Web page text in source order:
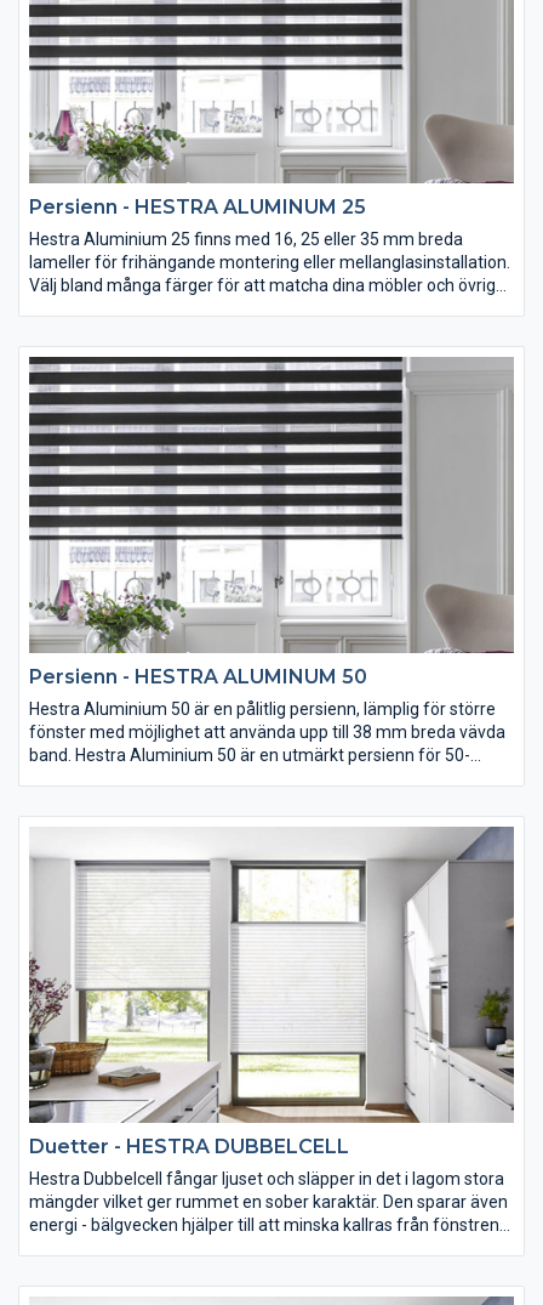
Persienn - HESTRA ALUMINUM 25
Hestra Aluminium 25 finns med 16, 25 eller 35 mm breda
lameller för frihängande montering eller mellanglasinstallation.
Välj bland många färger för att matcha dina möbler och övrig
persienn. Vid frihängande installation levereras Hestra
Aluminium med ett fallsäkrat linlås för enkel manövrering och
god säkerhet. För att ytterligare öka säkerheten finns en delbar
linknopp tillgänglig. Detta betyder att om något fastnar mellan
linorna så kommer linknoppen att delas i två delar, en viktig
detalj för barn och husdjur.
Persienn - HESTRA ALUMINUM 50
Hestra Aluminium 50 är en pålitlig persienn, lämplig för större
fönster med möjlighet att använda upp till 38 mm breda vävda
band. Hestra Aluminium 50 är en utmärkt persienn för 50-
eller ändlös lina. Persiennen har ett fallsäkrat linlås för enkel
stegsnöre eller med upp till 38 mm breda vävda ban. De vävda
banden finns i många olika färger vilket ger dig möjlighet att
skapa en unik kombination av band och lamell efter din smak.
Duetter - HESTRA DUBBELCELL
Hestra Dubbelcell fångar ljuset och släpper in det i lagom stora
mängder vilket ger rummet en sober karaktär. Den sparar även
energi - bälgvecken hjälper till att minska kallras från fönstren
unika cellvävar som ger fönstret ett vackert utseende och har